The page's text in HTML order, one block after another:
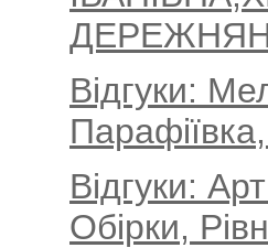
Відгуки:
Відгуки:
Обірки,